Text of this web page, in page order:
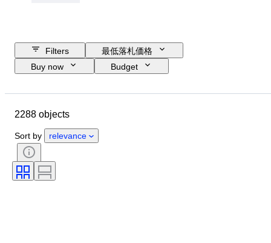
Filters
最低落札価格
Buy now
Budget
Country of origin
コンディション
スタイル
衣類サイズ
時代
2288 objects
Sort by relevance